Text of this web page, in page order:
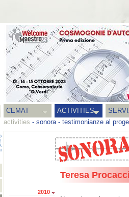
CEMAT ACTIVITIES
activities - sonora- testimonianze al
2010
Teresa